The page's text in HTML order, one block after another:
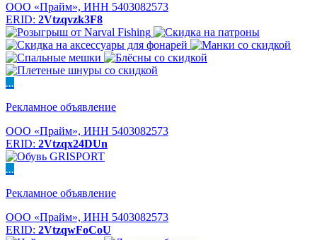
ООО «Прайм», ИНН 5403082573
ERID: 2Vtzqvzk3F8
...
Рекламное объявление
ООО «Прайм», ИНН 5403082573
ERID: 2Vtzqx24DUn
...
Рекламное объявление
ООО «Прайм», ИНН 5403082573
ERID: 2VtzqwFoCoU